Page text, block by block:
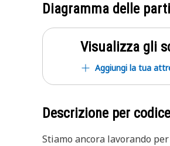
Diagramma delle
Visualizza gli
Aggiungi la tua
Descrizione per codice
Stiamo ancora lavorando